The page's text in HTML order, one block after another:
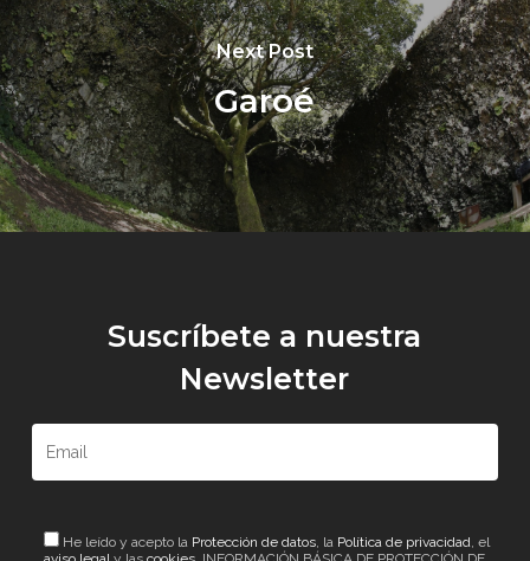
Next Post
Garoé
Suscríbete a nuestra
Newsletter
He leído y acepto la Protección de datos, la Política de privacidad, el